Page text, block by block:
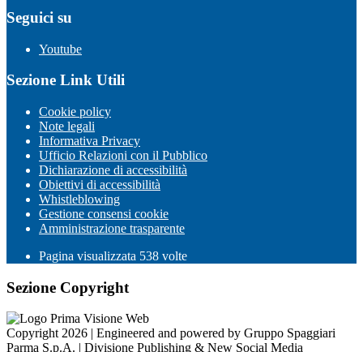
Seguici su
Youtube
Sezione Link Utili
Cookie policy
Note legali
Informativa Privacy
Ufficio Relazioni con il Pubblico
Dichiarazione di accessibilità
Obiettivi di accessibilità
Whistleblowing
Gestione consensi cookie
Amministrazione trasparente
Pagina visualizzata 538 volte
Sezione Copyright
Copyright 2026 | Engineered and powered by Gruppo Spaggiari
Parma S.p.A. | Divisione Publishing & New Social Media